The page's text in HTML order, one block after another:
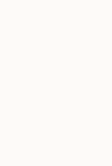
avec de
niveau “max”.
dans la machine
le cycle.
10 minutes et
les résidus de
circuit.